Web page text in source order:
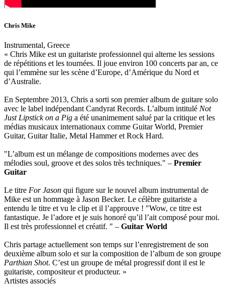
Chris Mike
Instrumental, Greece
« Chris Mike est un guitariste professionnel qui alterne les sessions
de répétitions et les tournées. Il joue environ 100 concerts par an, ce
qui l’emmène sur les scène d’Europe, d’Amérique du Nord et
d’Australie.
En Septembre 2013, Chris a sorti son premier album de guitare solo
avec le label indépendant Candyrat Records. L’album intitulé Not
Just Lipstick on a Pig a été unanimement salué par la critique et les
médias musicaux internationaux comme Guitar World, Premier
Guitar, Guitar Italie, Metal Hammer et Rock Hard.
"L’album est un mélange de compositions modernes avec des
mélodies soul, groove et des solos très techniques." – Premier
Guitar
Le titre For Jason qui figure sur le nouvel album instrumental de
Mike est un hommage à Jason Becker. Le célèbre guitariste a
entendu le titre et vu le clip et il l’approuve ! "Wow, ce titre est
fantastique. Je l’adore et je suis honoré qu’il l’ait composé pour moi.
Il est très professionnel et créatif. " – Guitar World
Chris partage actuellement son temps sur l’enregistrement de son
deuxième album solo et sur la composition de l’album de son groupe
Parthian Shot. C’est un groupe de métal progressif dont il est le
guitariste, compositeur et producteur. »
Artistes associés